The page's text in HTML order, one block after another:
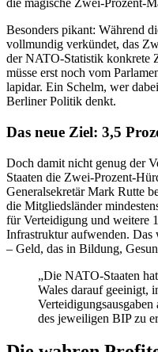
die magische Zwei-Prozent-
Besonders pikant: Während
vollmundig verkündet, das
der NATO-Statistik konkrete
müsse erst noch vom
lapidar. Ein Schelm, wer
Berliner Politik denkt.
Das neue Ziel: 3,5
Doch damit nicht genug der
Staaten die Zwei-Prozent-
Generalsekretär Mark Rutte
die Mitgliedsländer
für Verteidigung und weitere
Infrastruktur aufwenden. Das
– Geld, das in Bildung,
„Die NATO-Staaten
Wales darauf geeinigt,
des jeweiligen BIP zu